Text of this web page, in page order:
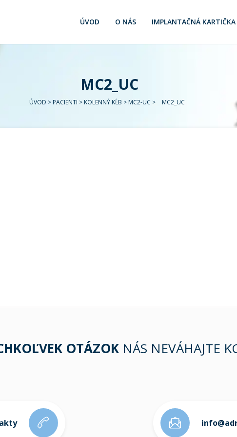
ÚVOD O NÁS IMPLANTAČNÁ KARTIČKA
MC2_UC
ÚVOD > PACIENTI > KOLENNÝ KĹB > MC2-UC > MC2_UC
OTÁZOKNÁS NEVÁHAJTE